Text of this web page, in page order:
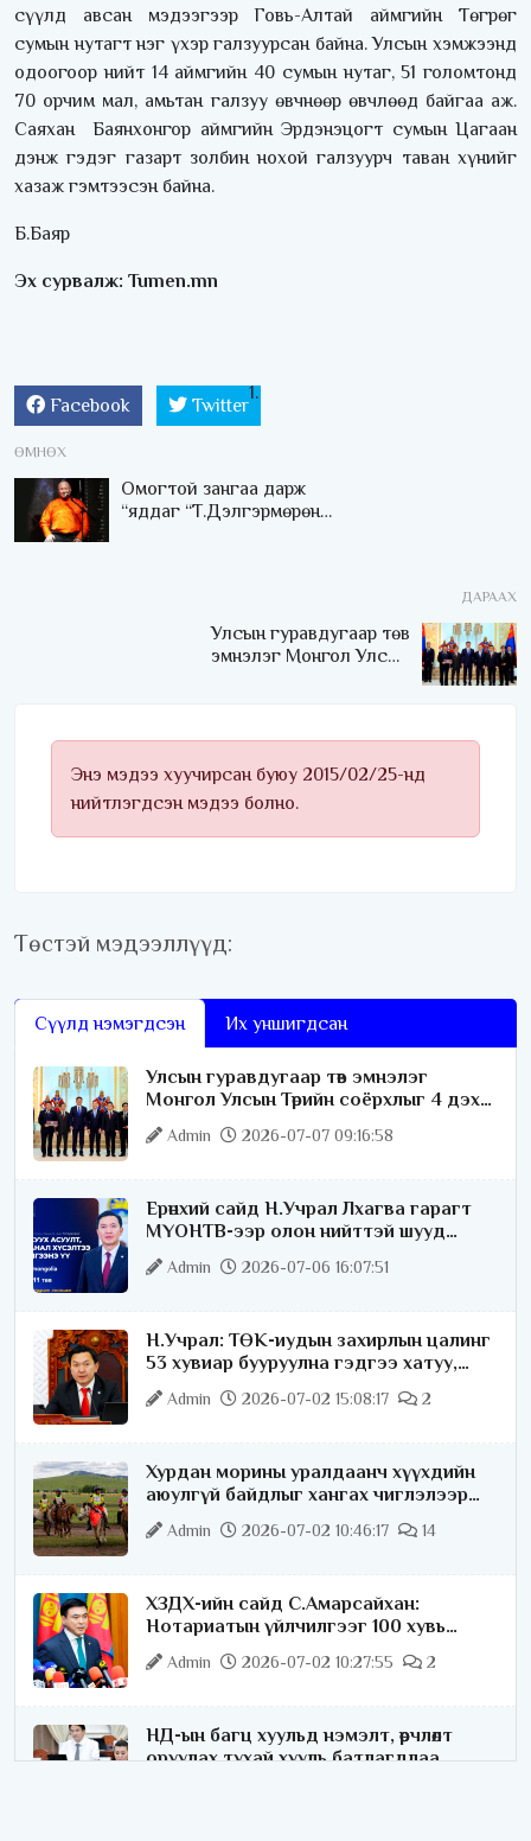
сүүлд авсан мэдээгээр Говь-Алтай аймгийн Төгрөг
сумын нутагт нэг үхэр галзуурсан байна. Улсын хэмжээнд
одоогоор нийт 14 аймгийн 40 сумын нутаг, 51 голомтонд
70 орчим мал, амьтан галзуу өвчнөөр өвчлөөд байгаа аж.
Саяхан Баянхонгор аймгийн Эрдэнэцогт сумын Цагаан
дэнж гэдэг газарт золбин нохой галзуурч таван хүнийг
хазаж гэмтээсэн байна.
Б.Баяр
Эх сурвалж: Tumen.mn
Facebook Twitter
ӨМНӨХ
Омогтой зангаа дарж
“яддаг “Т.Дэлгэрмөрөн
ДАРААХ
Улсын гуравдугаар төв
эмнэлэг Монгол Улсын
Энэ мэдээ хуучирсан буюу 2015/02/25-нд
нийтлэгдсэн мэдээ болно.
Төстэй мэдээллүүд:
Сүүлд нэмэгдсэн Их уншигдсан
Улсын гуравдугаар төв эмнэлэг
Монгол Улсын Төрийн соёрхлыг 4 дэх
удаагаа хүртлээ
Admin 2026-07-07 09:16:58
Ерөнхий сайд Н.Учрал Лхагва гарагт
МҮОНТВ-ээр олон нийттэй шууд
ярилцана
Admin 2026-07-06 16:07:51
Н.Учрал: ТӨК-иудын захирлын цалинг
53 хувиар бууруулна гэдгээ хатуу,
хариуцлагатайгаар хэлье
Admin 2026-07-02 15:08:17 2
Хурдан морины уралдаанч хүүхдийн
аюулгүй байдлыг хангах чиглэлээр
ажиллаж байна
Admin 2026-07-02 10:46:17 14
ХЗДХ-ийн сайд С.Амарсайхан:
Нотариатын үйлчилгээг 100 хувь
цахимжуулна
Admin 2026-07-02 10:27:55 2
НД-ын багц хуульд нэмэлт, өөрчлөлт
оруулах тухай хууль батлагдлаа